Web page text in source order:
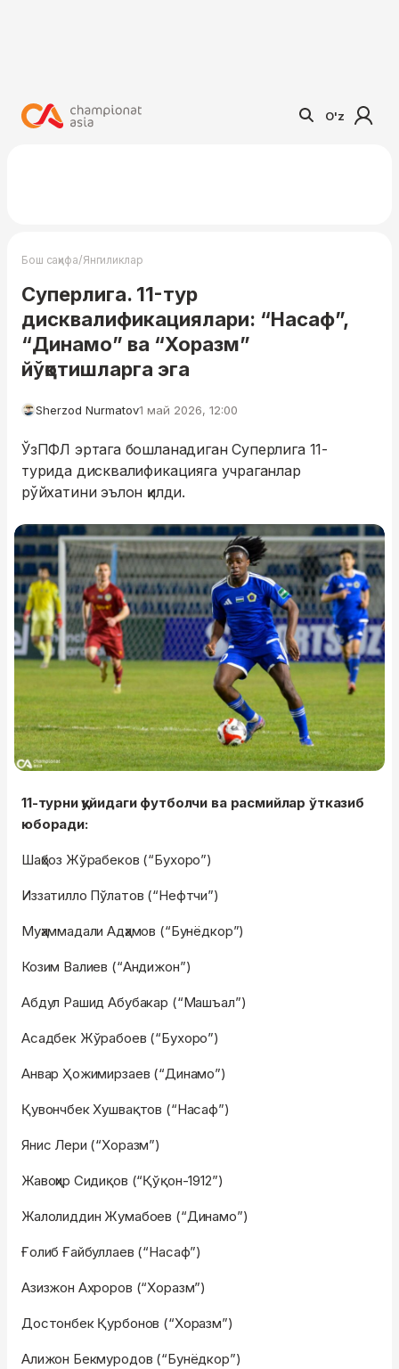
O'z
Бош саҳифа/Янгиликлар
Суперлига. 11-тур
дисквалификациялари: “Насаф”,
“Динамо” ва “Хоразм”
йўқотишларга эга
Sherzod Nurmatov1 май 2026, 12:00
ЎзПФЛ эртага бошланадиган Суперлига 11-
турида дисквалификацияга учраганлар
рўйхатини эълон қилди.
11-турни қуйидаги футболчи ва расмийлар ўтказиб
юборади:
Шаҳбоз Жўрабеков (“Бухоро”)
Иззатилло Пўлатов (“Нефтчи”)
Муҳаммадали Адҳамов (“Бунёдкор”)
Козим Валиев (“Андижон”)
Абдул Рашид Абубакар (“Машъал”)
Асадбек Жўрабоев (“Бухоро”)
Анвар Ҳожимирзаев (“Динамо”)
Қувончбек Хушвақтов (“Насаф”)
Янис Лери (“Хоразм”)
Жавоҳир Сидиқов (“Қўқон-1912”)
Жалолиддин Жумабоев (“Динамо”)
Ғолиб Ғайбуллаев (“Насаф”)
Азизжон Ахроров (“Хоразм”)
Достонбек Қурбонов (“Хоразм”)
Алижон Бекмуродов (“Бунёдкор”)